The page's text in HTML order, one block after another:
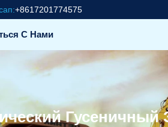
+8617201774575
С Нами
Гусеничный